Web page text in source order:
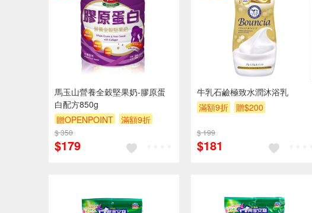
馬玉山營養全穀堅果奶-膠原蛋
白配方850g
贈OPENPOINT
滿額9折
贈$200
$ 350
$179
牛乳石鹼極致水潤沐浴乳
滿額9折
贈$200
$ 199
$181